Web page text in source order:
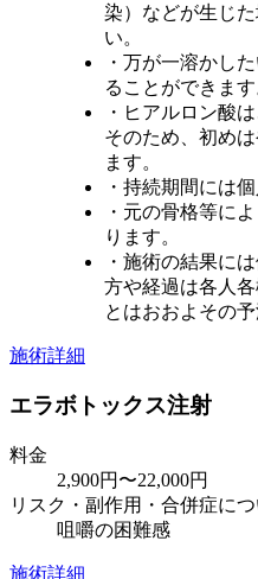
染）などが生じ
い。
・万が一溶かし
ることができます
・ヒアルロン酸
そのため、初め
ます。
・持続期間には
・元の骨格等に
ります。
・施術の結果に
方や経過は各人
とはおおよその
施術詳細
エラボトックス注射
料金
2,900円〜22,000円
リスク・副作用・合併症につ
咀嚼の困難感
施術詳細